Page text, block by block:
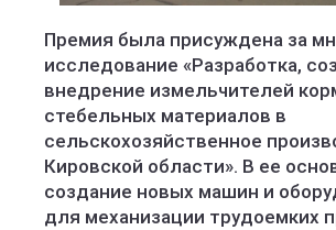
Премия была присуждена за
исследование «Разработка,
внедрение измельчителей
стебельных материалов в
сельскохозяйственное
Кировской области». В ее
создание новых машин и
для механизации трудоемких